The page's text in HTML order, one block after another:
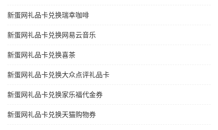
新蛋网礼品卡兑换瑞幸咖啡
新蛋网礼品卡兑换网易云音乐
新蛋网礼品卡兑换喜茶
新蛋网礼品卡兑换大众点评礼品卡
新蛋网礼品卡兑换家乐福代金券
新蛋网礼品卡兑换天猫购物券